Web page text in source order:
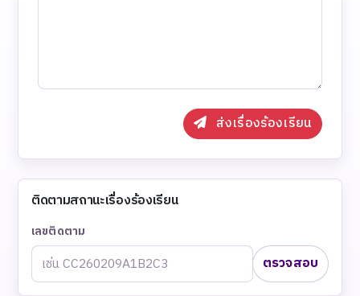
ส่งเรื่องร้องเรียน
ติดตามสถานะเรื่องร้องเรียน
เลขติดตาม
ตรวจสอบ